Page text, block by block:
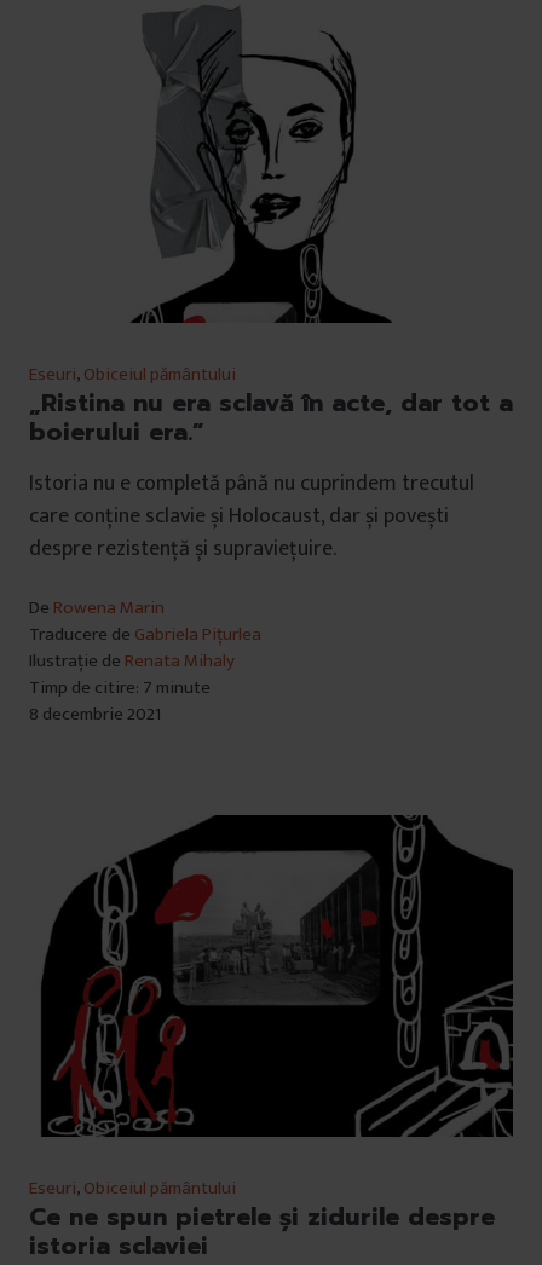
Eseuri,Obiceiul pământului
„Ristina nu era sclavă în acte, dar tot a
boierului era.”
Istoria nu e completă până nu cuprindem trecutul
care conține sclavie și Holocaust, dar și povești
despre rezistență și supraviețuire.
De Rowena Marin
Traducere de Gabriela Pițurlea
Ilustrație de Renata Mihaly
Timp de citire: 7 minute
8 decembrie 2021
Eseuri,Obiceiul pământului
Ce ne spun pietrele și zidurile despre
istoria sclaviei